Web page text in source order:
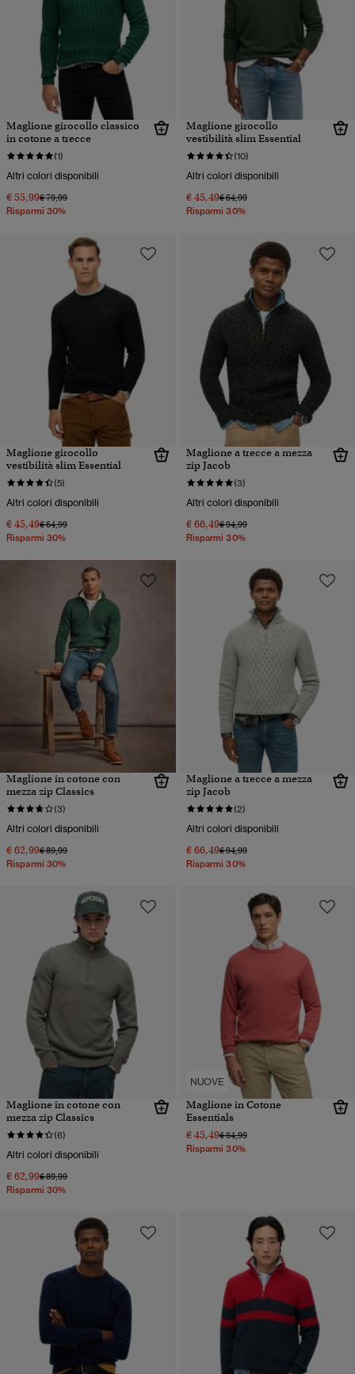
Maglione girocollo classico
in cotone a trecce
(1)
Altri colori disponibili
€ 55,99Prezzo ridotto da
€ 79,99a
Risparmi 30%
Maglione girocollo
vestibilità slim Essential
(10)
Altri colori disponibili
€ 45,49Prezzo ridotto da
€ 64,99a
Risparmi 30%
Maglione girocollo
vestibilità slim Essential
(5)
Altri colori disponibili
€ 45,49Prezzo ridotto da
€ 64,99a
Risparmi 30%
Maglione a trecce a mezza
zip Jacob
(3)
Altri colori disponibili
€ 66,49Prezzo ridotto da
€ 94,99a
Risparmi 30%
Maglione in cotone con
mezza zip Classics
(3)
Altri colori disponibili
€ 62,99Prezzo ridotto da
€ 89,99a
Risparmi 30%
Maglione a trecce a mezza
zip Jacob
(2)
Altri colori disponibili
€ 66,49Prezzo ridotto da
€ 94,99a
Risparmi 30%
Maglione in cotone con
mezza zip Classics
(6)
Altri colori disponibili
€ 62,99Prezzo ridotto da
€ 89,99a
Risparmi 30%
NUOVE
Maglione in Cotone
Essentials
€ 45,49Prezzo ridotto da
€ 64,99a
Risparmi 30%